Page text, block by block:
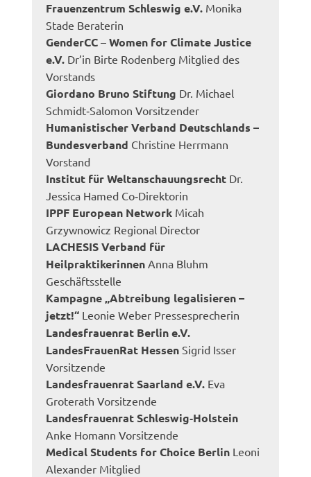
Frauenzentrum Schleswig e.V. Monika
Stade Beraterin
GenderCC–Women for Climate Justice
e.V. Dr’in Birte Rodenberg Mitglied des
Vorstands
Giordano Bruno Stiftung Dr. Michael
Schmidt‐Salomon Vorsitzender
Humanistischer Verband Deutschlands –
Bundesverband Christine Herrmann
Vorstand
Institut für Weltanschauungsrecht Dr.
Jessica Hamed Co‐Direktorin
IPPF European Network Micah
Grzywnowicz Regional Director
LACHESIS Verband für
Heilpraktikerinnen Anna Bluhm
Geschäftsstelle
Kampagne „Abtreibung legalisieren –
jetzt!“ Leonie Weber Pressesprecherin
Landesfrauenrat Berlin e.V.
LandesFrauenRat HessenSigrid Isser
Vorsitzende
Landesfrauenrat Saarland e.V. Eva
Groterath Vorsitzende
Landesfrauenrat Schleswig‐Holstein
Anke Homann Vorsitzende
Medical Students for Choice Berlin Leoni
Alexander Mitglied